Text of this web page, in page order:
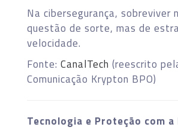
Na cibersegurança, sobreviver
questão de sorte, mas de
velocidade.
Fonte: CanalTech (reescrito
Comunicação Krypton BPO)
Tecnologia e Proteção com a